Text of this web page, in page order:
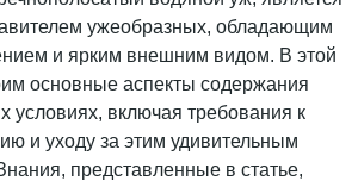
ужеобразных, обладающим
и ярким внешним видом. В этой
основные аспекты содержания
условиях, включая требования к
и уходу за этим удивительным
представленные в статье,